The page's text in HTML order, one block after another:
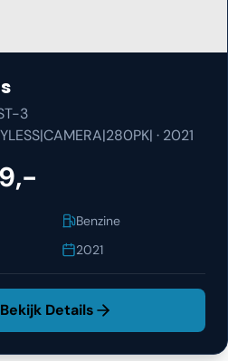
3
· 2021
Benzine
2021
Bekijk Details